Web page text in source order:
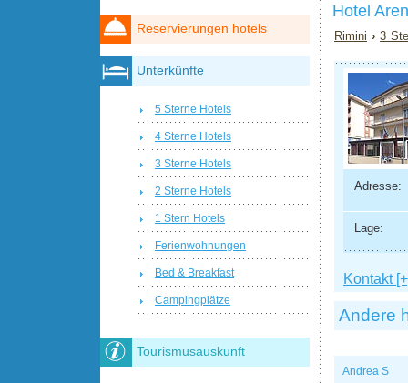
Hotel
Rimini ›3
Adresse:
Lage:
Kontakt
Andere
Andrea S
Reservierungen hotels
Unterkünfte
5 Sterne Hotels
4 Sterne Hotels
3 Sterne Hotels
2 Sterne Hotels
1 Stern Hotels
Ferienwohnungen
Bed & Breakfast
Campingplätze
Tourismusauskunft